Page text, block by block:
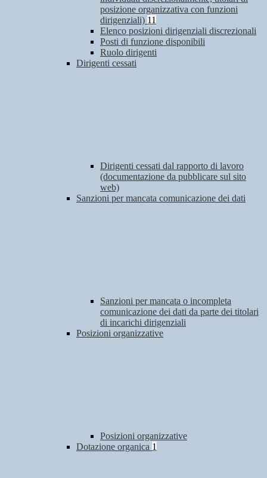
posizione organizzativa con funzioni
dirigenziali) 11
Elenco posizioni dirigenziali discrezionali
Posti di funzione disponibili
Ruolo dirigenti
Dirigenti cessati
Dirigenti cessati dal rapporto di lavoro
(documentazione da pubblicare sul sito
web)
Sanzioni per mancata comunicazione dei dati
Sanzioni per mancata o incompleta
comunicazione dei dati da parte dei titolari
di incarichi dirigenziali
Posizioni organizzative
Posizioni organizzative
Dotazione organica 1